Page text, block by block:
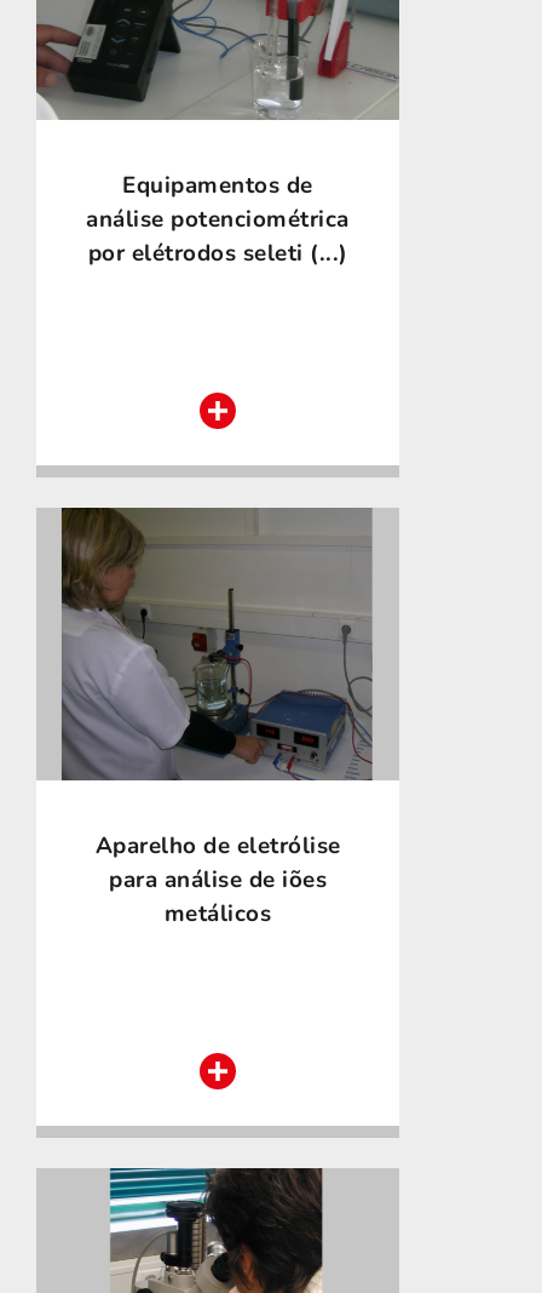
Equipamentos de
análise potenciométrica
por elétrodos seleti (...)
Aparelho de eletrólise
para análise de iões
metálicos